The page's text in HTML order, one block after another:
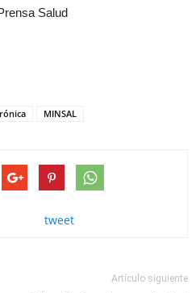
Salud
MINSAL
tweet
Artículo siguiente